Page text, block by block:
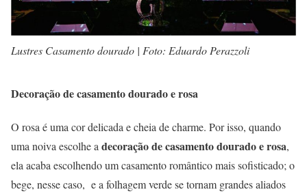
Lustres Casamento dourado | Foto: Eduardo Perazzoli
Decoração de casamento dourado e rosa
O rosa é uma cor delicada e cheia de charme. Por isso, quando
uma noiva escolhe adecoração de casamento dourado e rosa,
ela acaba escolhendo um casamento romântico mais sofisticado; o
bege, nesse caso, e a folhagem verde se tornam grandes aliados